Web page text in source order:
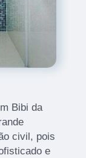
Bibi da
civil, pois
e